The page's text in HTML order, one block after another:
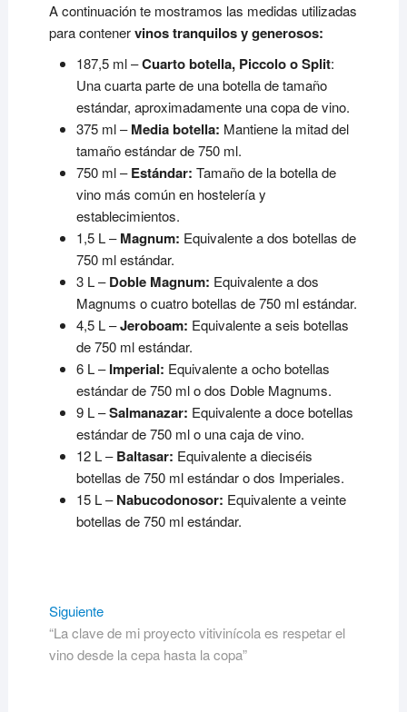
A continuación te mostramos las medidas utilizadas
para contenervinos tranquilos y generosos:
187,5 ml –Cuarto botella, Piccolo o Split:
Una cuarta parte de una botella de tamaño
estándar, aproximadamente una copa de vino.
375 ml –Media botella: Mantiene la mitad del
tamaño estándar de 750 ml.
750 ml –Estándar: Tamaño de la botella de
vino más común en hostelería y
establecimientos.
1,5 L –Magnum: Equivalente a dos botellas de
750 ml estándar.
3 L –Doble Magnum: Equivalente a dos
Magnums o cuatro botellas de 750 ml estándar.
4,5 L –Jeroboam: Equivalente a seis botellas
de 750 ml estándar.
6 L –Imperial: Equivalente a ocho botellas
estándar de 750 ml o dos Doble Magnums.
9 L –Salmanazar: Equivalente a doce botellas
estándar de 750 ml o una caja de vino.
12 L –Baltasar: Equivalente a dieciséis
botellas de 750 ml estándar o dos Imperiales.
15 L –Nabucodonosor: Equivalente a veinte
botellas de 750 ml estándar.
Navegación
de
SiguienteSiguiente
entrada:
“La clave de mi proyecto vitivinícola es respetar el
vino desde la cepa hasta la copa”